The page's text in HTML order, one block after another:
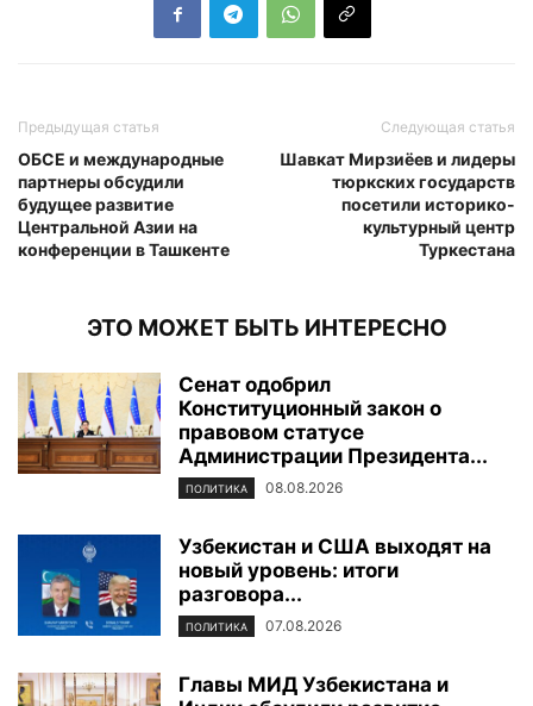
Предыдущая статья
ОБСЕ и международные
партнеры обсудили
будущее развитие
Центральной Азии на
конференции в Ташкенте
Следующая статья
Шавкат Мирзиёев и лидеры
тюркских государств
посетили историко-
культурный центр
Туркестана
ЭТО МОЖЕТ БЫТЬ ИНТЕРЕСНО
Сенат одобрил
Конституционный закон о
правовом статусе
Администрации Президента...
ПОЛИТИКА 08.08.2026
Узбекистан и США выходят на
новый уровень: итоги
разговора...
ПОЛИТИКА 07.08.2026
Главы МИД Узбекистана и